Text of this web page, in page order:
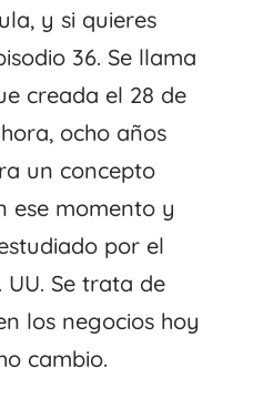
y si quieres
36. Se llama
creada el 28 de
ocho años
un concepto
ese momento y
por el
UU. Se trata de
los negocios hoy
cambio.